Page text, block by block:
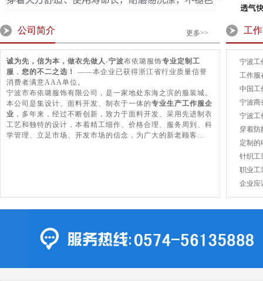
更多>>
公司简介
诚为先，信为本，做衣先做人-宁波布依璐服饰专业定制工
服 ， 您的不二之选！
——本企业已获得浙江省行业质量信誉
消费者满意AAA单位。
宁波市布依璐服饰有限公司，是一家地处东海之滨的服装城。
本公司是集设计、面料开发、制衣于一体的专业生产工作服企
业 ，多年来，经过不断创新，致力于面料开发、采用先进制衣
工艺和独特的设计，本着精工细作、价格合理、服务周到、科
学管理、立足市场、开发市场的信念，为广大的新老顾客...
工
宁波工
工作服
中国工
宁波商
宁波工
穿着防
定制的
针织工
职业工
企业应